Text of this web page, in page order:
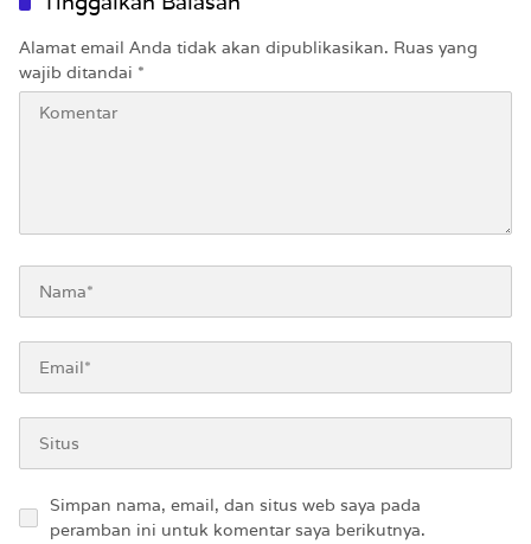
Alamat email Anda tidak akan dipublikasikan. Ruas yang
wajib ditandai *
Simpan nama, email, dan situs web saya pada
peramban ini untuk komentar saya berikutnya.